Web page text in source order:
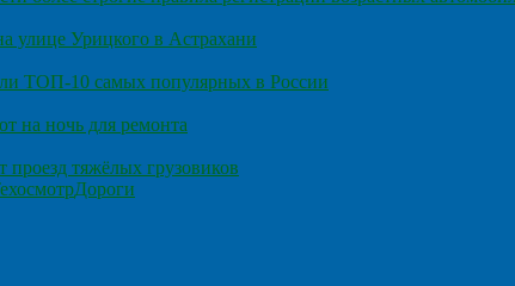
улице Урицкого в Астрахани
ТОП-10 самых популярных в России
на ночь для ремонта
тяжёлых грузовиков
Дороги